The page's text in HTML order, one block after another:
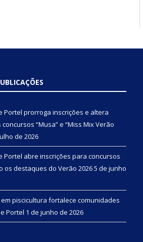
Portel prorroga inscrições e altera
“Musa” e “Miss Mix Verão
de 2026
Portel abre inscrições para concursos
os destaques do Verão 20265 de junho
piscicultura fortalece comunidades
Portel 1 de junho de 2026